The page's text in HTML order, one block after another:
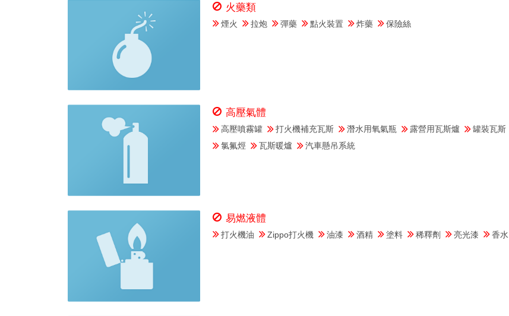
火藥類
煙火 拉炮 彈藥 點火裝置 炸藥 保險絲
高壓氣體
高壓噴霧罐 打火機補充瓦斯 潛水用氧氣瓶 露營用瓦斯爐 罐裝瓦斯
氯氟烴
瓦斯暖爐 汽車懸吊系統
易燃液體
打火機油 Zippo打火機 油漆 酒精 塗料 稀釋劑 亮光漆 香水